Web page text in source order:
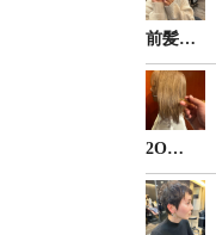
前髪…
2O…